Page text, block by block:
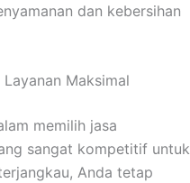
dan kebersihan
Maksimal
memilih jasa
sangat kompetitif untuk
Anda tetap